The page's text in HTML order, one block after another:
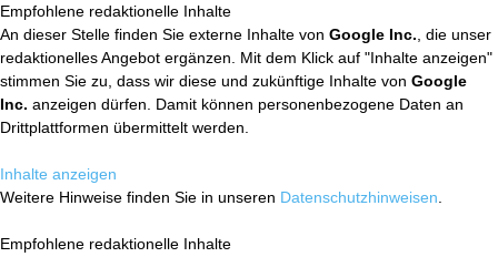
Empfohlene redaktionelle Inhalte
An dieser Stelle finden Sie externe Inhalte von Google Inc. , die unser
redaktionelles Angebot ergänzen. Mit dem Klick auf "Inhalte anzeigen"
stimmen Sie zu, dass wir diese und zukünftige Inhalte von Google
Inc. anzeigen dürfen. Damit können personenbezogene Daten an
Drittplattformen übermittelt werden.
Inhalte anzeigen
Weitere Hinweise finden Sie in unseren Datenschutzhinweisen
Empfohlene redaktionelle Inhalte